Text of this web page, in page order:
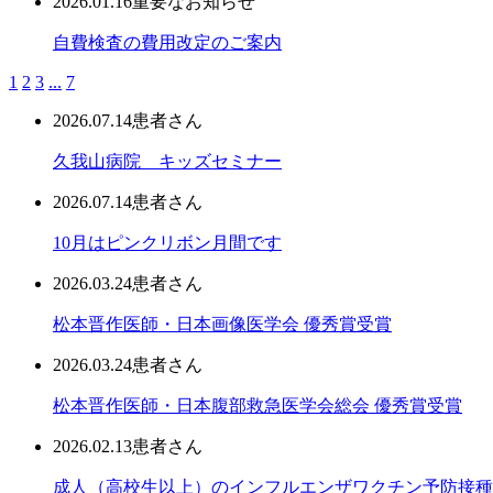
自費検査の費用改定のご案内
1 2 3 ... 7
2026.07.14患者さん
久我山病院 キッズセミナー
2026.07.14患者さん
10月はピンクリボン月間です
2026.03.24患者さん
松本晋作医師・日本画像医学会 優秀賞受賞
2026.03.24患者さん
松本晋作医師・日本腹部救急医学会総会 優秀賞受賞
2026.02.13患者さん
成人（高校生以上）のインフルエンザワクチン予防接